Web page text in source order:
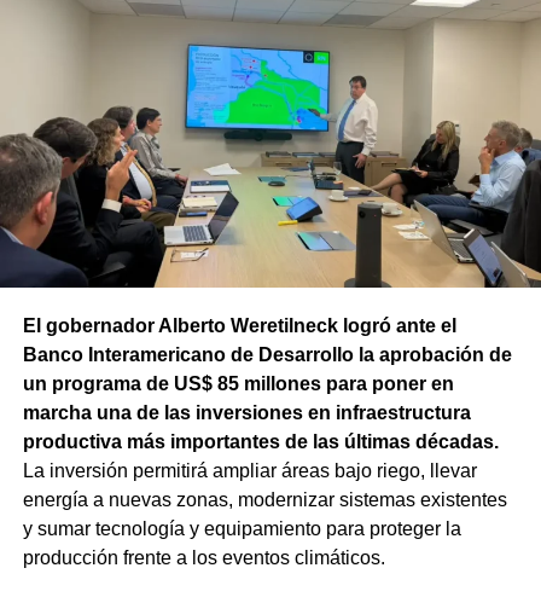
Por otra parte, el organismo avanza con el relevamiento
técnico que definirá los tramos de la Ruta Nacional N°
151 donde se aplicarán 5.000 toneladas de mezcla
asfáltica en caliente, una obra destinada a recuperar los
sectores más deteriorados y mejorar las condiciones de
transitabilidad.
El gobernador Alberto Weretilneck logró ante el
Banco Interamericano de Desarrollo la aprobación de
un programa de US$ 85 millones para poner en
marcha una de las inversiones en infraestructura
productiva más importantes de las últimas décadas.
La inversión permitirá ampliar áreas bajo riego, llevar
energía a nuevas zonas, modernizar sistemas existentes
y sumar tecnología y equipamiento para proteger la
producción frente a los eventos climáticos.